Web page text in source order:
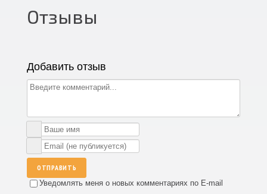
Отзывы
Добавить отзыв
ОТПРАВИТЬ
Уведомлять меня о новых комментариях по E-mail